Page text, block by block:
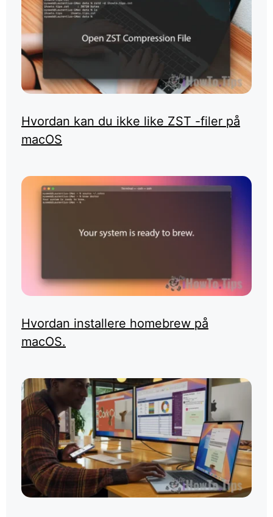
Hvordan kan du ikke like ZST -filer på
macOS
Hvordan installere homebrew på
macOS.